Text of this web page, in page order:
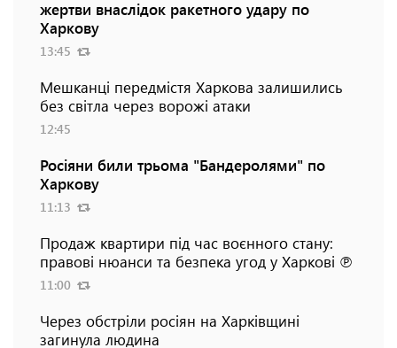
жертви внаслідок ракетного удару по
Харкову
13:45
Мешканці передмістя Харкова залишились
без світла через ворожі атаки
12:45
Росіяни били трьома "Бандеролями" по
Харкову
11:13
Продаж квартири під час воєнного стану:
правові нюанси та безпека угод у Харкові ℗
11:00
Через обстріли росіян на Харківщині
загинула людина